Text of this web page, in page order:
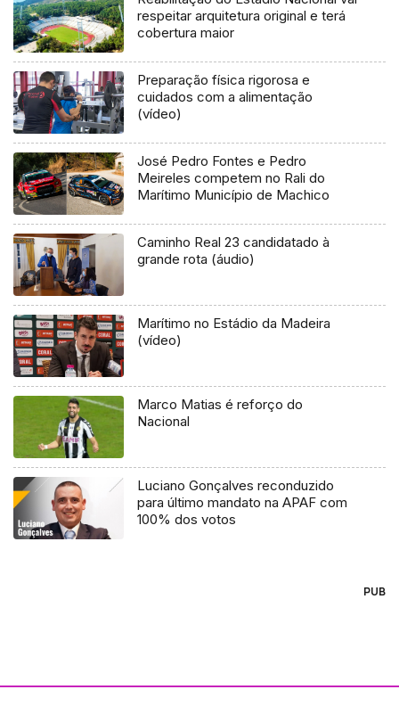
respeitar arquitetura original e terá
cobertura maior
Preparação física rigorosa e
cuidados com a alimentação
(vídeo)
José Pedro Fontes e Pedro
Meireles competem no Rali do
Marítimo Município de Machico
Caminho Real 23 candidatado à
grande rota (áudio)
Marítimo no Estádio da Madeira
(vídeo)
Marco Matias é reforço do
Nacional
Luciano Gonçalves reconduzido
para último mandato na APAF com
100% dos votos
PUB